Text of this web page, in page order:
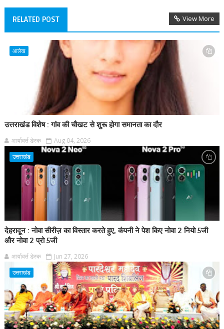
RELATED POST View More
आलेख
उत्तराखंड विशेष : गांव की चौखट से शुरू होगा समानता का दौर
आर्यावर्त डेस्क Aug 04, 2026
उत्तराखंड
देहरादून : नोवा सीरीज़ का विस्तार करते हुए, कंपनी ने पेश किए नोवा 2 नियो 5जी
और नोवा 2 प्रो 5जी
आर्यावर्त डेस्क Jun 27, 2026
उत्तराखंड